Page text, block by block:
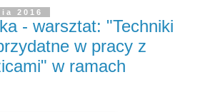
2016
- warsztat: "Techniki
w pracy z
w ramach